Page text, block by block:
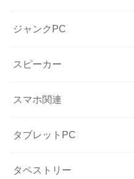
ジャンクPC
スピーカー
スマホ関連
タブレットPC
タペストリー